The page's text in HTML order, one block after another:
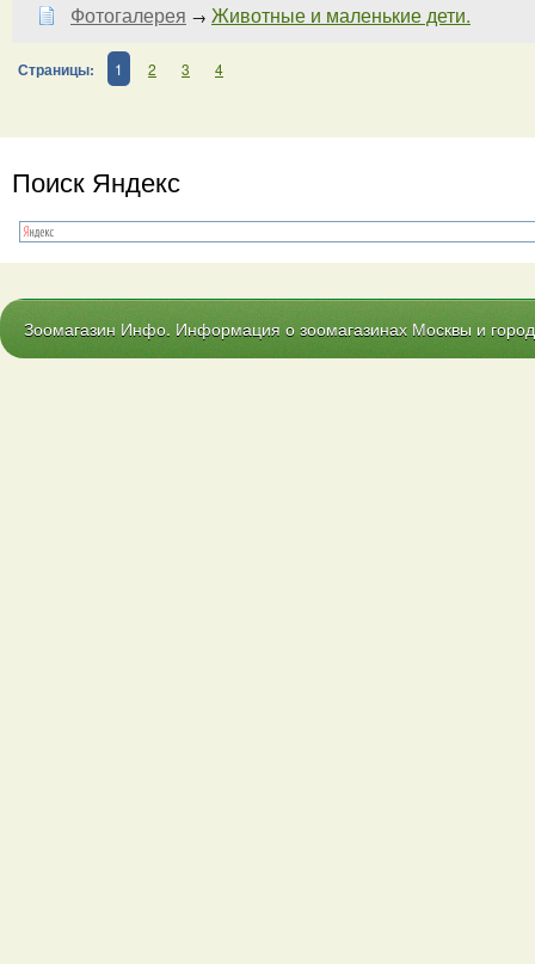
Фотогалерея → Животные и маленькие дети.
Страницы: 1 2 3 4
Поиск Яндекс
Зоомагазин Инфо. Информация о зоомагазинах Москвы и